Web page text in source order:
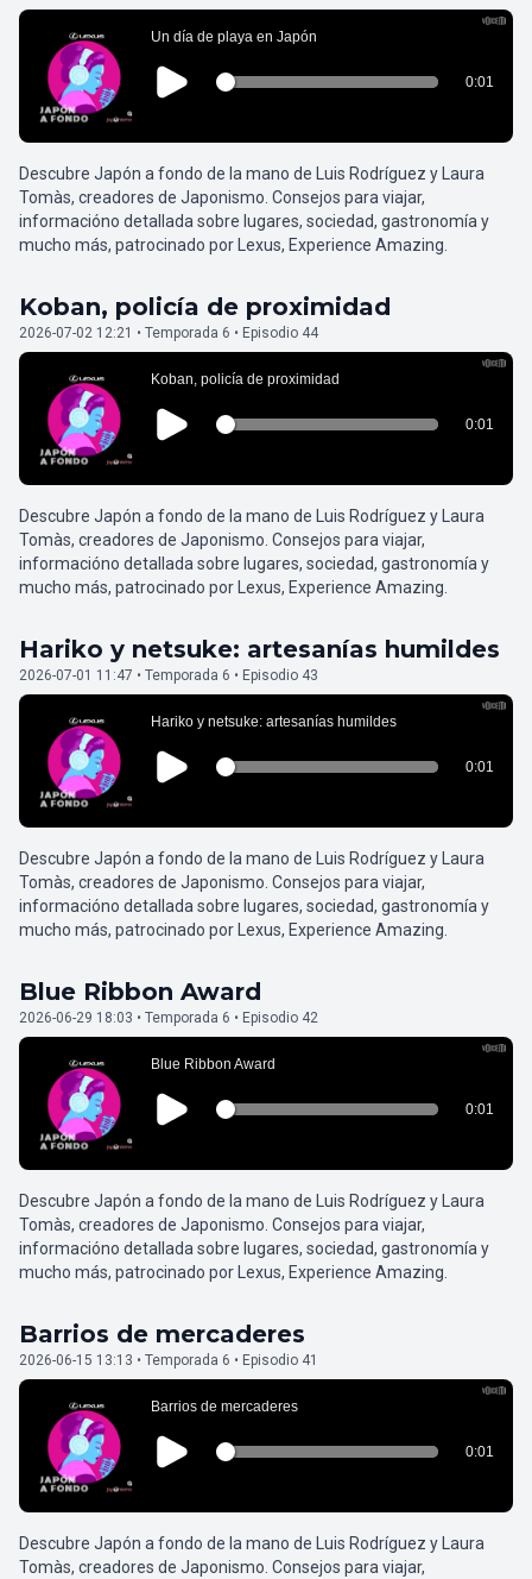
Descubre Japón a fondo de la mano de Luis Rodríguez y Laura
Tomàs, creadores de Japonismo. Consejos para viajar,
informacióno detallada sobre lugares, sociedad, gastronomía y
mucho más, patrocinado por Lexus, Experience Amazing.
Koban, policía de proximidad
2026-07-02 12:21 • Temporada 6 • Episodio 44
Descubre Japón a fondo de la mano de Luis Rodríguez y Laura
Tomàs, creadores de Japonismo. Consejos para viajar,
informacióno detallada sobre lugares, sociedad, gastronomía y
mucho más, patrocinado por Lexus, Experience Amazing.
Hariko y netsuke: artesanías humildes
2026-07-01 11:47 • Temporada 6 • Episodio 43
Descubre Japón a fondo de la mano de Luis Rodríguez y Laura
Tomàs, creadores de Japonismo. Consejos para viajar,
informacióno detallada sobre lugares, sociedad, gastronomía y
mucho más, patrocinado por Lexus, Experience Amazing.
Blue Ribbon Award
2026-06-29 18:03 • Temporada 6 • Episodio 42
Descubre Japón a fondo de la mano de Luis Rodríguez y Laura
Tomàs, creadores de Japonismo. Consejos para viajar,
informacióno detallada sobre lugares, sociedad, gastronomía y
mucho más, patrocinado por Lexus, Experience Amazing.
Barrios de mercaderes
2026-06-15 13:13 • Temporada 6 • Episodio 41
Descubre Japón a fondo de la mano de Luis Rodríguez y Laura
Tomàs, creadores de Japonismo. Consejos para viajar,